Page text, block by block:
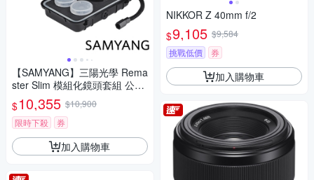
【SAMYANG】三陽光學 Rema
ster Slim 模組化鏡頭套組 公司
貨
$10,355 $10,900
限時下殺
券
加入購物車
NIKKOR Z 40mm f/2
$9,105 $9,584
挑戰低價
券
加入購物車